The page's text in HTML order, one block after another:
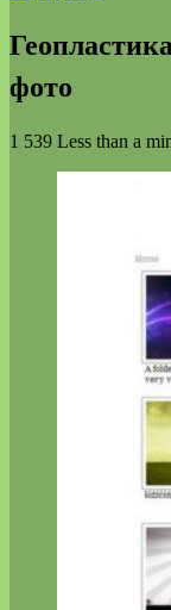
фото
1 539 Less than a